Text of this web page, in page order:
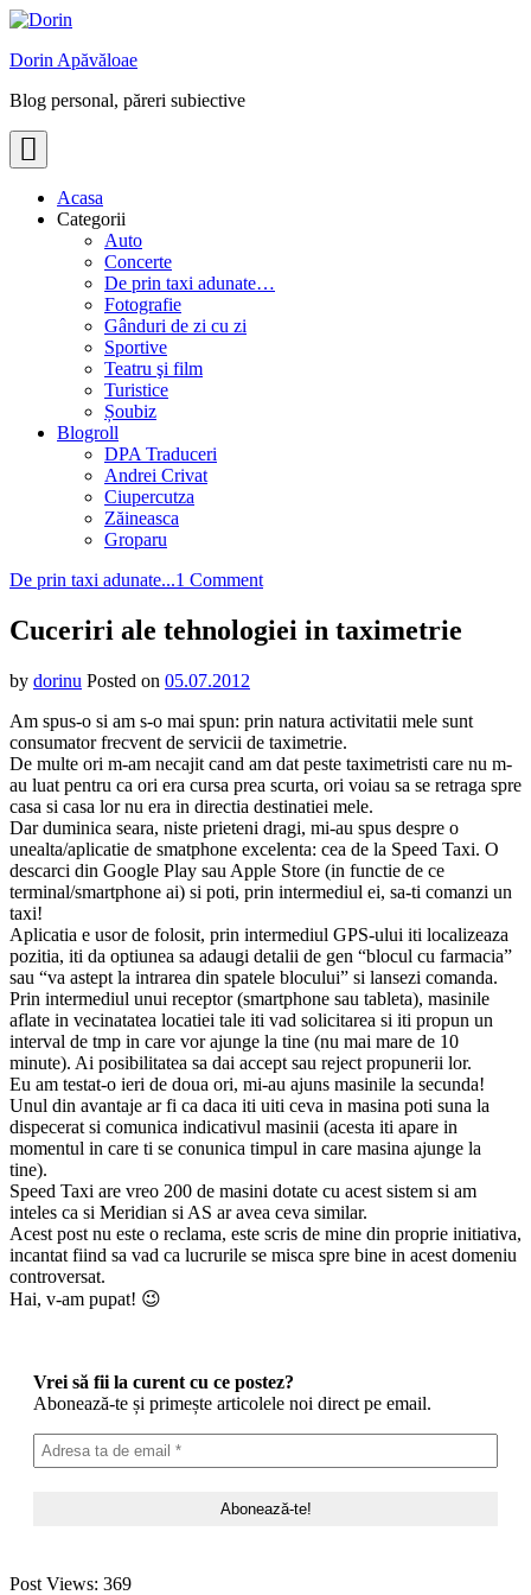
Skip
content
Dorin Apăvăloae
Blog personal, păreri subiective
Acasa
Categorii
Auto
Concerte
De prin taxi adunate…
Fotografie
Gânduri de zi cu zi
Sportive
Teatru şi film
Turistice
Șoubiz
Blogroll
DPA Traduceri
Andrei Crivat
Ciupercutza
Zăineasca
Groparu
De prin taxi adunate...1 Commenton
ale
tehnologiei
Cuceriri ale tehnologiei in taximetrie
by dorinu Posted on 05.07.2012
Am spus-o si am s-o mai spun: prin natura activitatii mele sunt
consumator frecvent de servicii de taximetrie.
De multe ori m-am necajit cand am dat peste taximetristi care nu m-
au luat pentru ca ori era cursa prea scurta, ori voiau sa se retraga spre
casa si casa lor nu era in directia destinatiei mele.
Dar duminica seara, niste prieteni dragi, mi-au spus despre o
unealta/aplicatie de smatphone excelenta: cea de la Speed Taxi. O
descarci din Google Play sau Apple Store (in functie de ce
terminal/smartphone ai) si poti, prin intermediul ei, sa-ti comanzi un
taxi!
Aplicatia e usor de folosit, prin intermediul GPS-ului iti localizeaza
pozitia, iti da optiunea sa adaugi detalii de gen “blocul cu farmacia”
sau “va astept la intrarea din spatele blocului” si lansezi comanda.
Prin intermediul unui receptor (smartphone sau tableta), masinile
aflate in vecinatatea locatiei tale iti vad solicitarea si iti propun un
interval de tmp in care vor ajunge la tine (nu mai mare de 10
minute). Ai posibilitatea sa dai accept sau reject propunerii lor.
Eu am testat-o ieri de doua ori, mi-au ajuns masinile la secunda!
Unul din avantaje ar fi ca daca iti uiti ceva in masina poti suna la
dispecerat si comunica indicativul masinii (acesta iti apare in
momentul in care ti se conunica timpul in care masina ajunge la
tine).
Speed Taxi are vreo 200 de masini dotate cu acest sistem si am
inteles ca si Meridian si AS ar avea ceva similar.
Acest post nu este o reclama, este scris de mine din proprie initiativa,
incantat fiind sa vad ca lucrurile se misca spre bine in acest domeniu
controversat.
Hai, v-am pupat! 😉
Vrei să fii la curent cu ce postez?
Abonează-te și primește articolele noi direct pe email.
Post Views: 369